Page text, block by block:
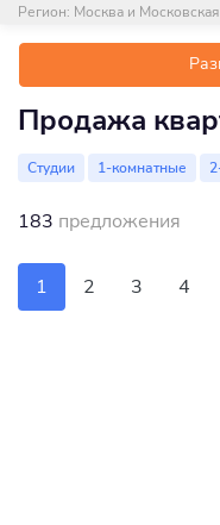
Регион: Москва и
Продажа
Студии 1-комнатные
183 предложения
1 2 3 4